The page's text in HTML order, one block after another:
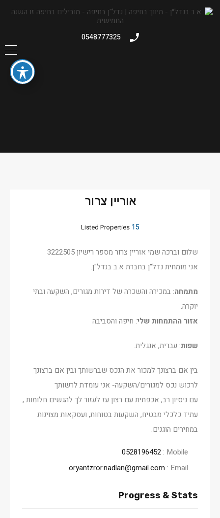
0548777325
אוריין צרור
15
Listed Properties
שלום וברכה שמי אוריין צרור מספר רישיון 3222505
אני מומחית נדל"ן בחברת א.ב בנדל"ן.
מתמחה: במכירה והשכרה של דירות מגורים, השקעה ובתי
יוקרה.
אזור ההתמחות שלי: חיפה והסביבה
שפות: עברית, אנגלית.
בין אם ברצונך למכור את הנכס שברשותך ובין אם ברצונך
לרכוש נכס למגורים/השקעה- אני עומדת לרשותך
עם ניסיון רב, אכפתית עם רצון עז לעזור לך להגשים חלומות ,
עתיד כלכלי מבטיח, השקעות בטוחות, ועסקאות מצוינות
במחירים הוגנים.
Mobile :
0528196452
Email :
oryantzror.nadlan@gmail.com
Progress & Stats